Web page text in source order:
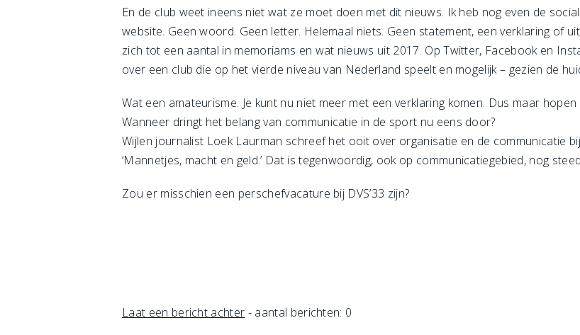
En de club weet ineens niet wat ze moet doen met dit nieuws. Ik heb nog even de
website. Geen woord. Geen letter. Helemaal niets. Geen statement, een verklaring of
zich tot een aantal in memoriams en wat nieuws uit 2017. Op Twitter, Facebook en
over een club die op het vierde niveau van Nederland speelt en mogelijk – gezien de
Wat een amateurisme. Je kunt nu niet meer met een verklaring komen. Dus maar
Wanneer dringt het belang van communicatie in de sport nu eens door?
Wijlen journalist Loek Laurman schreef het ooit over organisatie en de communicatie
‘Mannetjes, macht en geld.’ Dat is tegenwoordig, ook op communicatiegebied, nog
Zou er misschien een perschefvacature bij DVS’33 zijn?
Laat een bericht achter - aantal berichten: 0